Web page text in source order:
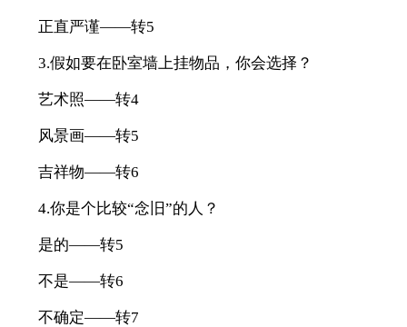
正直严谨——转5
3.假如要在卧室墙上挂物品，你会选择？
艺术照——转4
风景画——转5
吉祥物——转6
4.你是个比较“念旧”的人？
是的——转5
不是——转6
不确定——转7